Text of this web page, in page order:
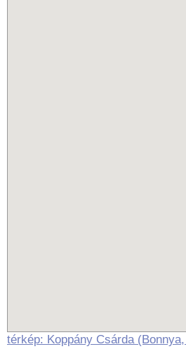
térkép: Koppány Csárda